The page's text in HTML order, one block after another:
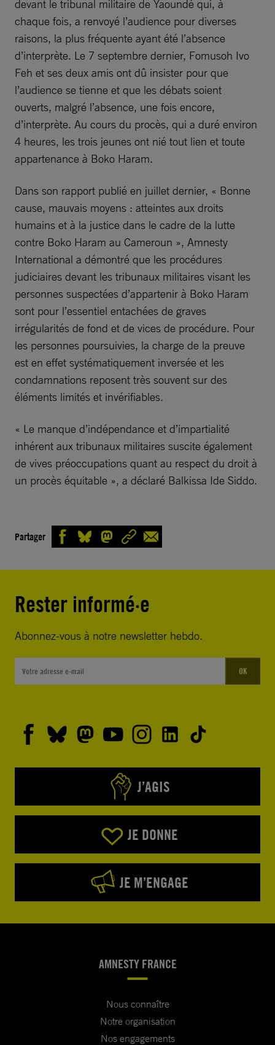
devant le tribunal militaire de Yaoundé qui, à
chaque fois, a renvoyé l’audience pour diverses
raisons, la plus fréquente ayant été l’absence
d’interprète. Le 7 septembre dernier, Fomusoh Ivo
Feh et ses deux amis ont dû insister pour que
l’audience se tienne et que les débats soient
ouverts, malgré l’absence, une fois encore,
d’interprète. Au cours du procès, qui a duré environ
4 heures, les trois jeunes ont nié tout lien et toute
appartenance à Boko Haram.
Dans son rapport publié en juillet dernier, « Bonne
cause, mauvais moyens : atteintes aux droits
humains et à la justice dans le cadre de la lutte
contre Boko Haram au Cameroun », Amnesty
International a démontré que les procédures
judiciaires devant les tribunaux militaires visant les
personnes suspectées d’appartenir à Boko Haram
sont pour l’essentiel entachées de graves
irrégularités de fond et de vices de procédure. Pour
les personnes poursuivies, la charge de la preuve
est en effet systématiquement inversée et les
condamnations reposent très souvent sur des
éléments limités et invérifiables.
« Le manque d’indépendance et d’impartialité
inhérent aux tribunaux militaires suscite également
de vives préoccupations quant au respect du droit à
un procès équitable », a déclaré Balkissa Ide Siddo.
Partager
Rester informé·e
Abonnez-vous à notre newsletter hebdo.
OK
J’AGIS
JE DONNE
JE M’ENGAGE
AMNESTY FRANCE
Nous connaître
Notre organisation
Nos engagements